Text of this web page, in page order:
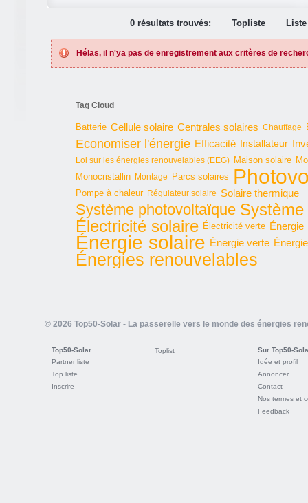
0 résultats trouvés: Topliste
Hélas, il n'ya pas de enregistrement aux critères de
Tag Cloud
Batterie Cellule solaire Centrales solaires Chauffage
Economiser l'énergie Efficacité Installateur
Loi sur les énergies renouvelables (EEG) Maison solaire
Monocristallin Montage Parcs solaires
Pompe à chaleur Régulateur solaire Solaire thermique
Système photovoltaïque
Électricité solaire Électricité verte Énergie
Énergie solaire Énergie verte
Énergies renouvelables
© 2026 Top50-Solar - La passerelle vers le monde des énergies
Top50-Solar
Partner liste
Top liste
Inscrire
Toplist
Sur Top50-
Idée et profil
Annoncer
Contact
Nos termes et
Feedback